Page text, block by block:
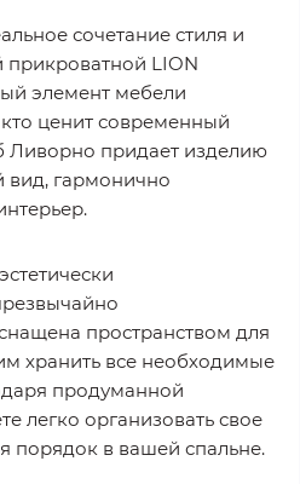
сочетание стиля и
прикроватной LION
элемент мебели
ценит современный
Ливорно придает изделию
вид, гармонично
пространством для
хранить все необходимые
продуманной
легко организовать свое
порядок в вашей спальне.